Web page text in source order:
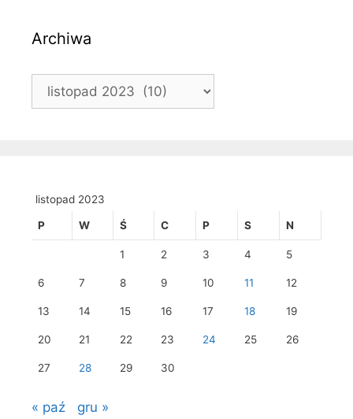
Archiwa
Archiwa
listopad 2023
P W Ś C P S N
1 2 3 4 5
6 7 8 9 10 11 12
13 14 15 16 17 18 19
20 21 22 23 24 25 26
27 28 29 30
« paź gru »